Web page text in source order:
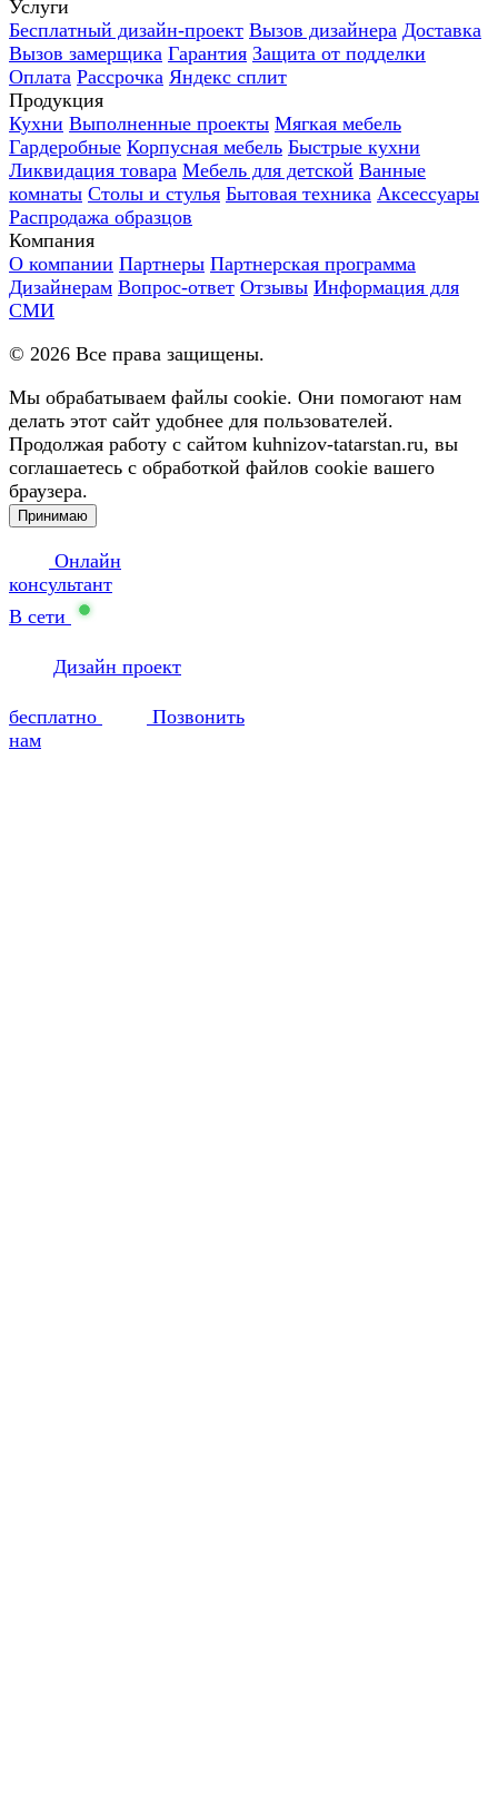
Услуги
Бесплатный дизайн-проект Вызов дизайнера Доставка
Вызов замерщика Гарантия Защита от подделки
Оплата Рассрочка Яндекс сплит
Продукция
Кухни Выполненные проекты Мягкая мебель
Гардеробные Корпусная мебель Быстрые кухни
Ликвидация товара Мебель для детской Ванные
комнаты Столы и стулья Бытовая техника Аксессуары
Распродажа образцов
Компания
О компании Партнеры Партнерская программа
Дизайнерам Вопрос-ответ Отзывы Информация для
СМИ
© 2026 Все права защищены.
Мы обрабатываем файлы cookie. Они помогают нам
делать этот сайт удобнее для пользователей.
Продолжая работу с сайтом kuhnizov-tatarstan.ru, вы
соглашаетесь с обработкой файлов cookie вашего
браузера.
Принимаю
Онлайн
консультант
В сети
Дизайн проект
бесплатно
Позвонить
нам